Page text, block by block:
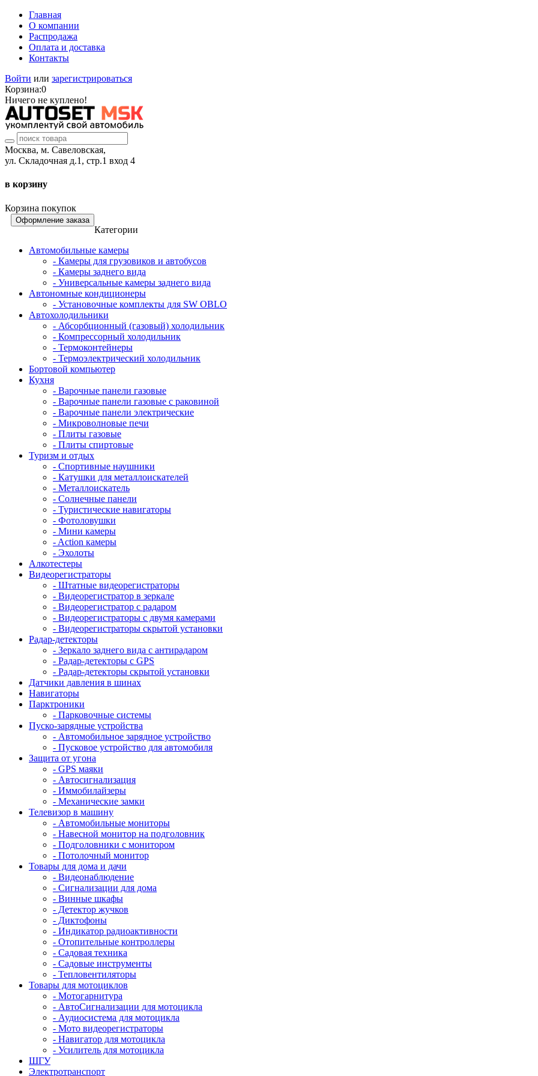
Главная
О компании
Распродажа
Оплата и доставка
Контакты
Войти или зарегистрироваться
Корзина:0
Ничего не куплено!
Москва, м. Савеловская,
ул. Складочная д.1, стр.1 вход 4
в корзину
Корзина покупок
Оформление заказа
Категории
Автомобильные камеры
- Камеры для грузовиков и автобусов
- Камеры заднего вида
- Универсальные камеры заднего вида
Автономные кондиционеры
- Установочные комплекты для SW OBLO
Автохолодильники
- Абсорбционный (газовый) холодильник
- Компрессорный холодильник
- Термоконтейнеры
- Термоэлектрический холодильник
Бортовой компьютер
Кухня
- Варочные панели газовые
- Варочные панели газовые с раковиной
- Варочные панели электрические
- Микроволновые печи
- Плиты газовые
- Плиты спиртовые
Туризм и отдых
- Cпортивные наушники
- Катушки для металлоискателей
- Металлоискатель
- Солнечные панели
- Туристические навигаторы
- Фотоловушки
- Мини камеры
- Action камеры
- Эхолоты
Алкотестеры
Видеорегистраторы
- Штатные видеорегистраторы
- Видеорегистратор в зеркале
- Видеорегистратор с радаром
- Видеорегистраторы с двумя камерами
- Видеорегистраторы скрытой установки
Радар-детекторы
- Зеркало заднего вида с антирадаром
- Радар-детекторы с GPS
- Радар-детекторы скрытой установки
Датчики давления в шинах
Навигаторы
Парктроники
- Парковочные системы
Пуско-зарядные устройства
- Автомобильное зарядное устройство
- Пусковое устройство для автомобиля
Защита от угона
- GPS маяки
- Автосигнализация
- Иммобилайзеры
- Механические замки
Телевизор в машину
- Автомобильные мониторы
- Навесной монитор на подголовник
- Подголовники с монитором
- Потолочный монитор
Товары для дома и дачи
- Видеонаблюдение
- Сигнализации для дома
- Винные шкафы
- Детектор жучков
- Диктофоны
- Индикатор радиоактивности
- Отопительные контроллеры
- Садовая техника
- Садовые инструменты
- Тепловентиляторы
Товары для мотоциклов
- Mотогарнитура
- АвтоСигнализации для мотоцикла
- Аудиосистема для мотоцикла
- Мото видеорегистраторы
- Навигатор для мотоцикла
- Усилитель для мотоцикла
ШГУ
Электротранспорт